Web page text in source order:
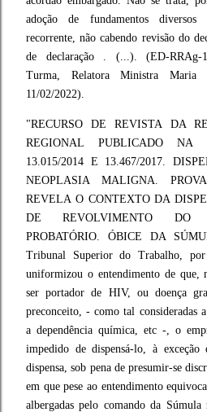
adoção de fundamentos diversos
recorrente, não cabendo revisão do
de declaração . (...). (ED-RRAg-
Turma, Relatora Ministra Maria
11/02/2022).
"RECURSO DE REVISTA DA
REGIONAL PUBLICADO
13.015/2014 E 13.467/2017.
NEOPLASIA MALIGNA.
REVELA O CONTEXTO DA
DE REVOLVIMENTO DO
PROBATÓRIO. ÓBICE DA
Tribunal Superior do Trabalho,
uniformizou o entendimento de que,
ser portador de HIV, ou doença
preconceito, - como tal consideradas
a dependência química, etc -, o
impedido de dispensá-lo, à
dispensa, sob pena de presumir-se
em que pese ao entendimento
albergadas pelo comando da